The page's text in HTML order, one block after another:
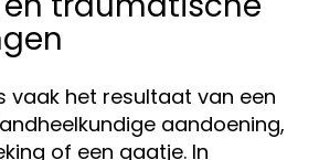
vaak het resultaat van een
aandoening,
of een gaatje. In